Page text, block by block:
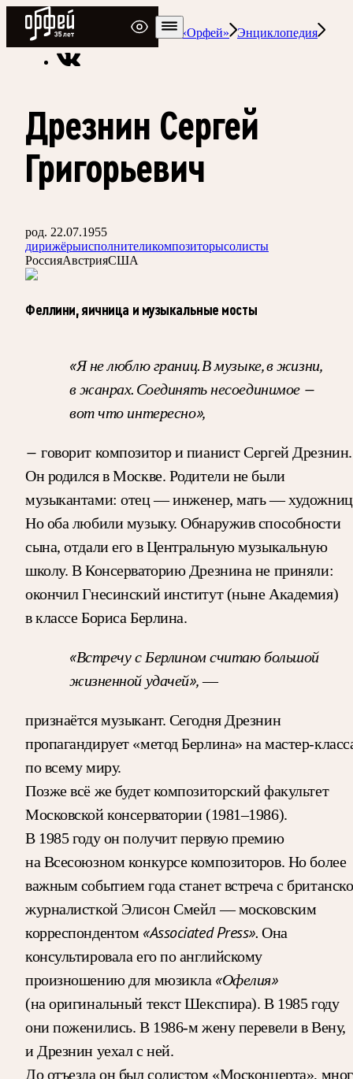
Радио Орфей
Радио классической музыки «Орфей»
Энциклопедия
Дрезнин Сергей
Григорьевич
род. 22.07.1955
дирижёрыисполнителикомпозиторысолисты
РоссияАвстрияСША
Феллини, яичница и музыкальные мосты
«Я не люблю границ. В музыке, в жизни,
в жанрах. Соединять несоединимое —
вот что интересно»,
— говорит композитор и пианист Сергей Дрезнин.
Он родился в Москве. Родители не были
музыкантами: отец — инженер, мать —
Но оба любили музыку. Обнаружив способности
сына, отдали его в Центральную музыкальную
школу. В Консерваторию Дрезнина не приняли:
окончил Гнесинский институт (ныне Академия)
в классе Бориса Берлина.
«Встречу с Берлином считаю большой
жизненной удачей»,—
признаётся музыкант. Сегодня Дрезнин
пропагандирует «метод Берлина» на мастер-
по всему миру.
Позже всё же будет композиторский факультет
Московской консерватории (1981–1986).
В 1985 году он получит первую премию
на Всесоюзном конкурсе композиторов. Но более
важным событием года станет встреча с
журналисткой Элисон Смейл — московским
корреспондентом «Associated Press». Она
консультировала его по английскому
произношению для мюзикла «Офелия»
(на оригинальный текст Шекспира). В 1985 году
они поженились. В 1986-м жену перевели в Вену,
и Дрезнин уехал с ней.
До отъезда он был солистом «Москонцерта»,